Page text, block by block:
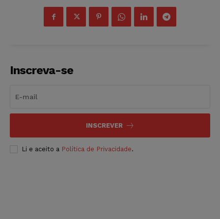
Inscreva-se
INSCREVER
Li e aceito a Política de Privacidade.